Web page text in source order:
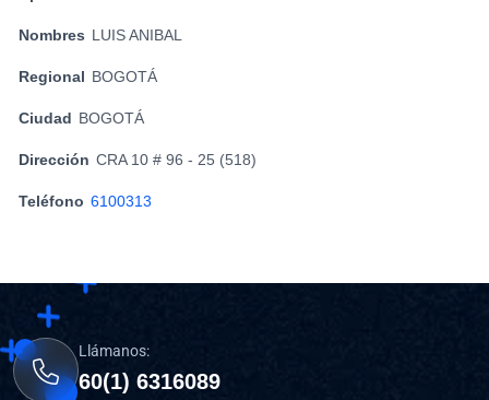
Nombres LUIS ANIBAL
Regional BOGOTÁ
Ciudad BOGOTÁ
Dirección CRA 10 # 96 - 25 (518)
Teléfono 6100313
Llámanos:
60(1) 6316089